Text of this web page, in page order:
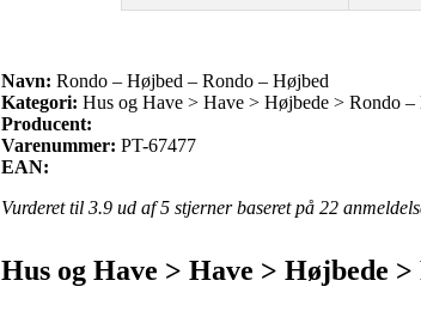
Navn: Rondo – Højbed – Rondo – Højbed
Kategori: Hus og Have > Have > Højbede > Rondo –
Producent:
Varenummer: PT-67477
EAN:
Vurderet til 3.9 ud af 5 stjerner baseret på 22
Hus og Have > Have > Højbede